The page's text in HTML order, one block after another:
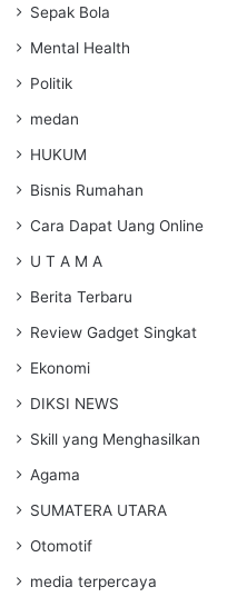
Sepak Bola
Mental Health
Politik
medan
HUKUM
Bisnis Rumahan
Cara Dapat Uang Online
U T A M A
Berita Terbaru
Review Gadget Singkat
Ekonomi
DIKSI NEWS
Skill yang Menghasilkan
Agama
SUMATERA UTARA
Otomotif
media terpercaya